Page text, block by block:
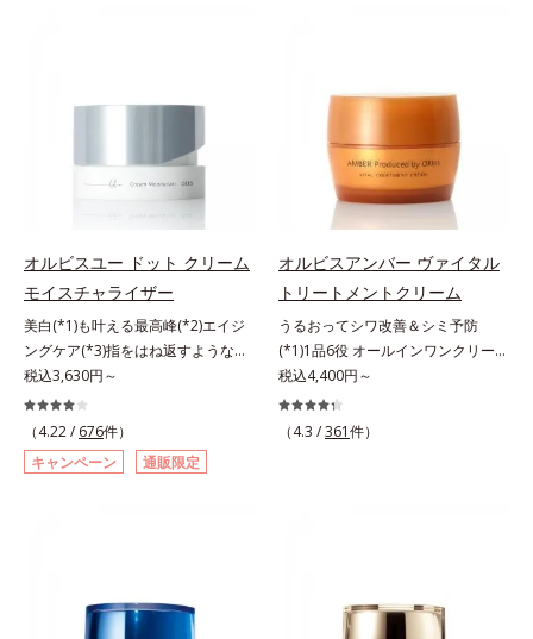
オルビスユー ドット クリーム
モイスチャライザー
美白(*1)も叶える最高峰(*2)エイジ
ングケア(*3)指をはね返すような弾
力感が宿るハリ感 濃密フィットク
リーム。ハリも透明感(*4)も結果主
義。年齢サイン(*5)の因子に着目し
た肌科学エイジングケア(*3)シリー
ズ。オルビスユー ドットシリーズ
進めたところ、弾力感のない状態で
ある「ハリのなさ」や、くすみ(*6)
税込3,630円～
（4.22 / 676件）
キャンペーン
通販限定
オルビスアンバー ヴァイタル
トリートメントクリーム
うるおってシワ改善＆シミ予防
(*1)1品6役 オールインワンクリー
ム。オルビスアンバーは、いつも⾃
然体で美しくありたいと願う⼤⼈世
代に寄り添うブランドです。年齢印
ヴァイタルトリートメントクリーム
「オルビスアンバー ヴァイタルト
税込4,400円～
（4.3 /361件）